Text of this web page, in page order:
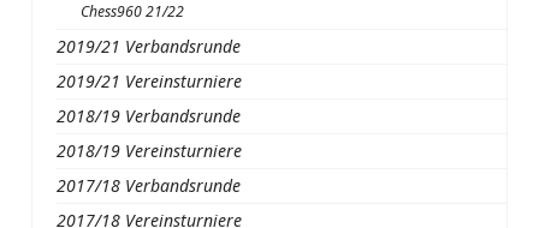
Chess960 21/22
2019/21 Verbandsrunde
2019/21 Vereinsturniere
2018/19 Verbandsrunde
2018/19 Vereinsturniere
2017/18 Verbandsrunde
2017/18 Vereinsturniere